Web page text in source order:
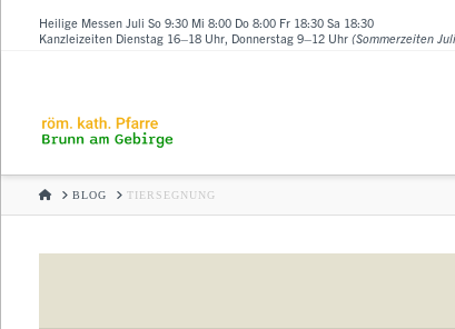
Heilige Messen Juli So 9:30 Mi 8:00 Do 8:00 Fr 18:30 Sa 18:30
Kanzleizeiten Dienstag 16–18 Uhr, Donnerstag 9–12 Uhr (Sommerzeiten
HOMEBLOG TIERSEGNUNG